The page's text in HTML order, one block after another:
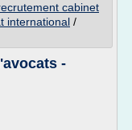
cabinet
international /
-